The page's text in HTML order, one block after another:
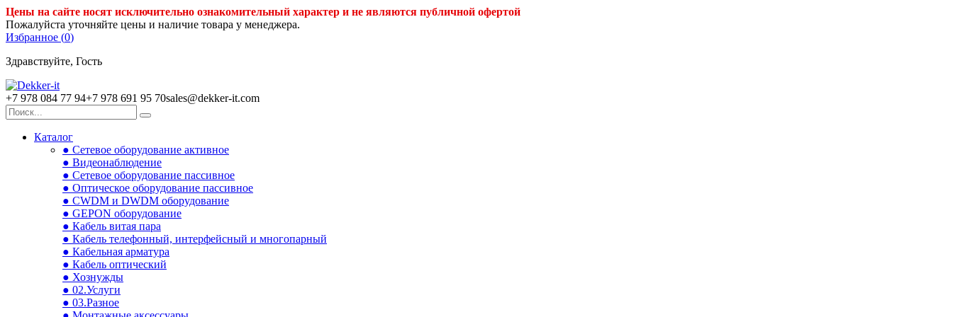
Цены на сайте носят исключительно ознакомительный характер и не являются публичной офертой
Пожалуйста уточняйте цены и наличие товара у менеджера.
Избранное (0)
Здравствуйте, Гость
+7 978 084 77 94+7 978 691 95 70sales@dekker-it.com
Каталог
● Сетевое оборудование активное
● Видеонаблюдение
● Сетевое оборудование пассивное
● Оптическое оборудование пассивное
● CWDM и DWDM оборудование
● GEPON оборудование
● Кабель витая пара
● Кабель телефонный, интерфейсный и многопарный
● Кабельная арматура
● Кабель оптический
● Хознужды
● 02.Услуги
● 03.Разное